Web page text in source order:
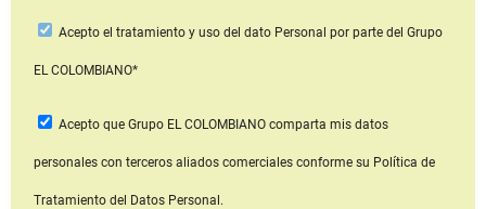
Acepto el tratamiento y uso del dato Personal por parte del Grupo
EL COLOMBIANO*
Acepto que Grupo EL COLOMBIANOcomparta mis datos
personales con terceros aliados comerciales conforme su Política de
Tratamiento del Datos Personal.